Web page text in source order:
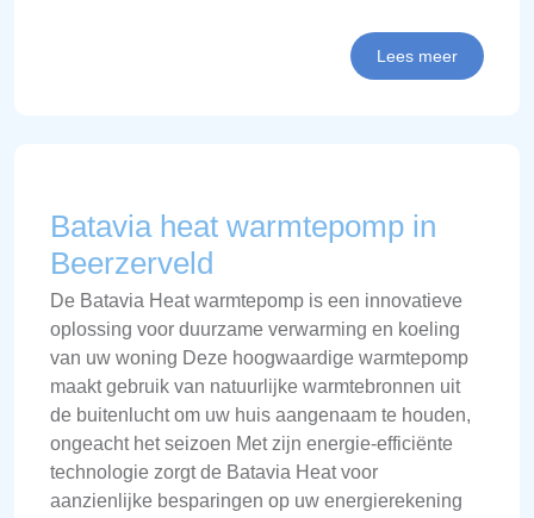
Lees meer
Batavia heat warmtepomp in
Beerzerveld
De Batavia Heat warmtepomp is een innovatieve
oplossing voor duurzame verwarming en koeling
van uw woning Deze hoogwaardige warmtepomp
maakt gebruik van natuurlijke warmtebronnen uit
de buitenlucht om uw huis aangenaam te houden,
ongeacht het seizoen Met zijn energie-efficiënte
technologie zorgt de Batavia Heat voor
aanzienlijke besparingen op uw energierekening